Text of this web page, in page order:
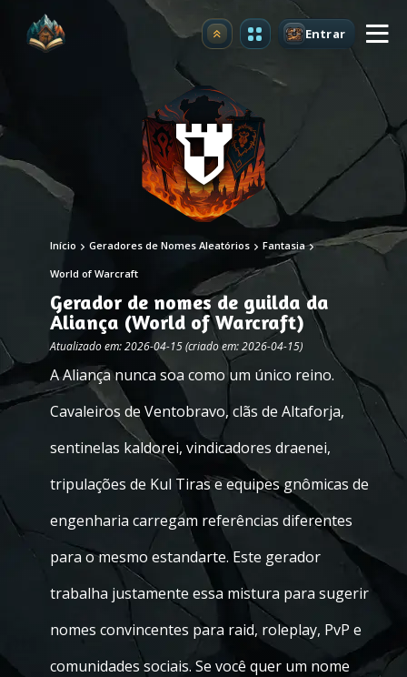
Atualizar Entrar
Início Geradores de Nomes Aleatórios Fantasia
World of Warcraft
Gerador de nomes de guilda da
Aliança (World of Warcraft)
Atualizado em: 2026-04-15 (criado em: 2026-04-15)
A Aliança nunca soa como um único reino.
Cavaleiros de Ventobravo, clãs de Altaforja,
sentinelas kaldorei, vindicadores draenei,
tripulações de Kul Tiras e equipes gnômicas de
engenharia carregam referências diferentes
para o mesmo estandarte. Este gerador
trabalha justamente essa mistura para sugerir
nomes convincentes para raid, roleplay, PvP e
comunidades sociais. Se você quer um nome